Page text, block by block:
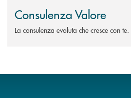
Consulenza Valore
La consulenza evoluta che cresce con te.